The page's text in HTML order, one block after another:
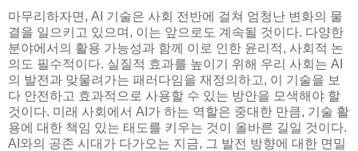
마무리하자면, AI 기술은 사회 전반에 걸쳐 엄청난 변화의 물
결을 일으키고 있으며, 이는 앞으로도 계속될 것이다. 다양한
분야에서의 활용 가능성과 함께 이로 인한 윤리적, 사회적 논
의도 필수적이다. 실질적 효과를 높이기 위해 우리 사회는 AI
의 발전과 맞물려가는 패러다임을 재정의하고, 이 기술을 보
다 안전하고 효과적으로 사용할 수 있는 방안을 모색해야 할
것이다. 미래 사회에서 AI가 하는 역할은 중대한 만큼, 기술 활
용에 대한 책임 있는 태도를 키우는 것이 올바른 길일 것이다.
AI와의 공존 시대가 다가오는 지금, 그 발전 방향에 대한 면밀